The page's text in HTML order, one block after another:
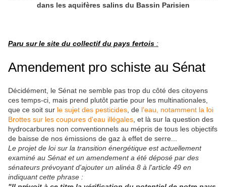
dans les aquifères salins du Bassin Parisien
Paru sur le site du collectif du pays fertois :
Amendement pro schiste au Sénat
Décidément, le Sénat ne semble pas trop du côté des citoyens
ces temps-ci, mais prend plutôt partie pour les multinationales,
que ce soit sur le sujet des pesticides , de l'eau, notamment la loi
Brottes sur les coupures d'eau illégales , et là sur la question des
hydrocarbures non conventionnels au mépris de tous les objectifs
de baisse de nos émissions de gaz à effet de serre...
Le projet de loi sur la transition énergétique est actuellement
examiné au Sénat et un amendement a été déposé par des
sénateurs prévoyant d'ajouter un alinéa 8 à l'article 49 en
indiquant cette phrase :